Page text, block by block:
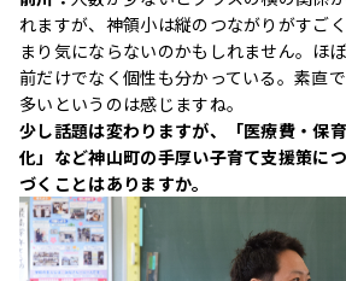
れますが、神領小は縦のつながりがすご
まり気にならないのかもしれません。ほ
前だけでなく個性も分かっている。素直
多いというのは感じますね。
少し話題は変わりますが、「医療費・保
化」など神山町の手厚い子育て支援策に
づくことはありますか。